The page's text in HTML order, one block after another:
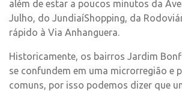
além de estar a poucos minutos da
Julho, do JundiaíShopping, da
rápido à Via Anhanguera.
Historicamente, os bairros Jardim
se confundem em uma microrregião e
comuns, por isso podemos dizer que